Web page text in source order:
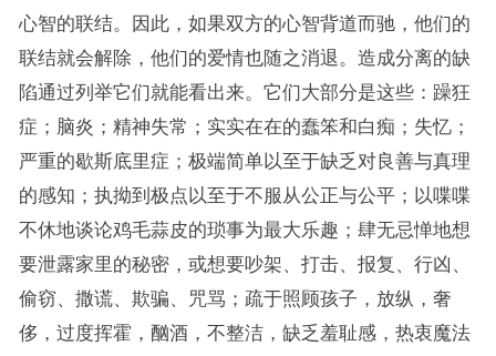
心智的联结。因此，如果双方的心智背道而驰，他们的
联结就会解除，他们的爱情也随之消退。造成分离的缺
陷通过列举它们就能看出来。它们大部分是这些：躁狂
症；脑炎；精神失常；实实在在的蠢笨和白痴；失忆；
严重的歇斯底里症；极端简单以至于缺乏对良善与真理
的感知；执拗到极点以至于不服从公正与公平；以喋喋
不休地谈论鸡毛蒜皮的琐事为最大乐趣；肆无忌惮地想
要泄露家里的秘密，或想要吵架、打击、报复、行凶、
偷窃、撒谎、欺骗、咒骂；疏于照顾孩子，放纵，奢
侈，过度挥霍，酗酒，不整洁，缺乏羞耻感，热衷魔法